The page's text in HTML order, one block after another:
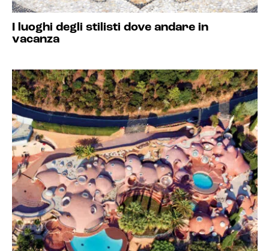
I luoghi degli stilisti dove andare in
vacanza